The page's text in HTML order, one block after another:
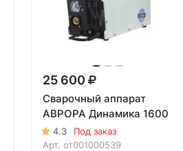
25 600
Сварочный аппарат
АВРОРА Динамика 1600
4.3
Под заказ
Арт. от001000539